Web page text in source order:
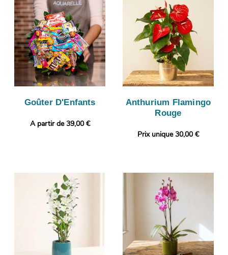
Goûter D'Enfants
A partir de 39,00 €
Anthurium Flamingo
Rouge
Prix unique 30,00 €